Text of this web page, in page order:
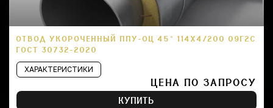
ОТВОД УКОРОЧЕННЫЙ ППУ-ОЦ 45° 114Х4/200 09Г2С
ГОСТ 30732-2020
ХАРАКТЕРИСТИКИ
ЦЕНА ПО ЗАПРОСУ
КУПИТЬ